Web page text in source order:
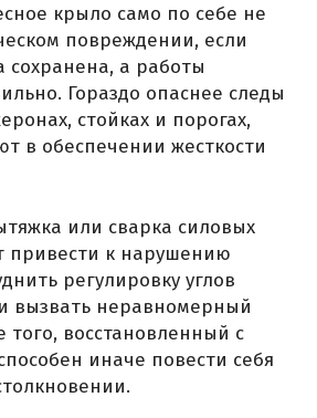
крыло само по себе не
повреждении, если
сохранена, а работы
Гораздо опаснее следы
стойках и порогах,
в обеспечении жесткости
или сварка силовых
привести к нарушению
регулировку углов
вызвать неравномерный
восстановленный с
иначе повести себя